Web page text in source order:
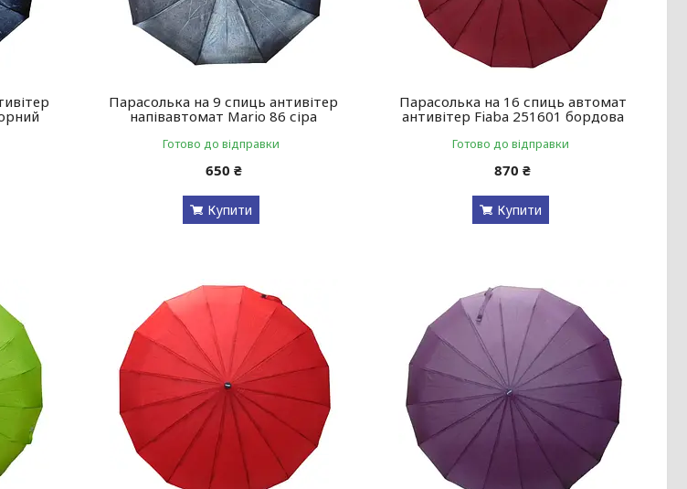
Парасолька на 9 спиць антивітер
напівавтомат Mario 86 сіра
Готово до відправки
650 ₴
Купити
Парасолька на 16 спиць автомат
антивітер Fiaba 251601 бордова
Готово до відправки
870 ₴
Купити